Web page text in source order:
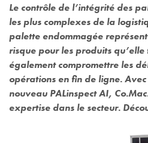
Le contrôle de l’intégrité des
les plus complexes de la
palette endommagée
risque pour les produits
également compromettre les
opérations en fin de ligne.
nouveau PALinspect AI,
expertise dans le secteur.